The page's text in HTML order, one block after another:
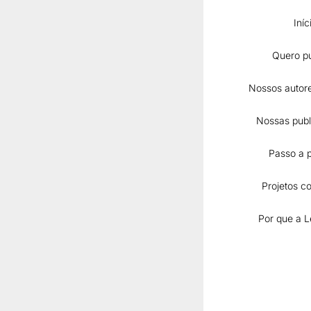
Quero
Nossos
Nossas
Passo a
Projetos
Por que a
Luz no